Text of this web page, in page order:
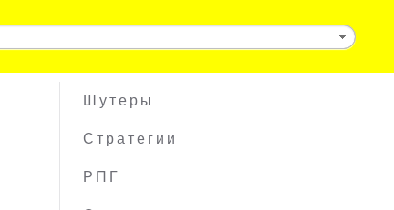
Шутеры
Стратегии
РПГ